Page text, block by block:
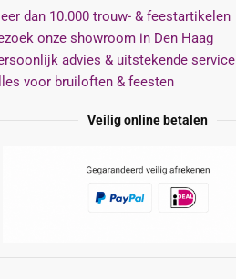
dan 10.000 trouw- & feestartikelen
onze showroom in Den Haag
advies & uitstekende service
voor bruiloften & feesten
Veilig online betalen